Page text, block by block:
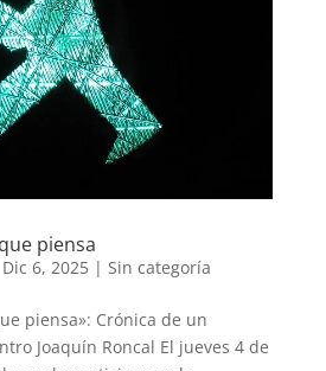
piensa
Dic 6, 2025| Sin categoría
piensa»: Crónica de un
Joaquín Roncal El jueves 4 de